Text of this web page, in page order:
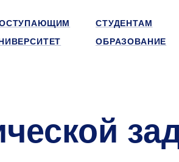
СТУДЕНТАМ
ОБРАЗОВАНИЕ